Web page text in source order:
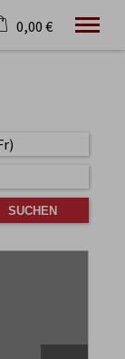
0,00 €